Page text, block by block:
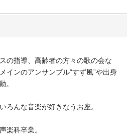
の指導、高齢者の方々の歌の会な
インのアンサンブル“すず風”や出身
。
ろんな音楽が好きなうお座。
楽科卒業。